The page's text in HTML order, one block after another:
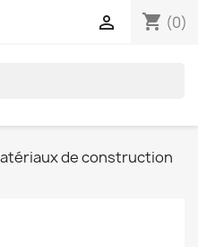
shopping_cart (0)

de construction